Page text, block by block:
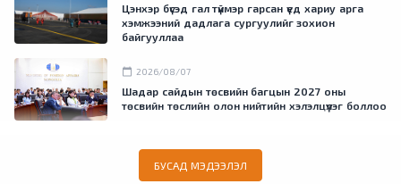
Цэнхэр бүсэд гал түймэр гарсан үед хариу арга
хэмжээний дадлага сургуулийг зохион
байгууллаа
calendar_today 2026/08/07
Шадар сайдын төсвийн багцын 2027 оны
төсвийн төслийн олон нийтийн хэлэлцүүлэг боллоо
БУСАД МЭДЭЭЛЭЛ